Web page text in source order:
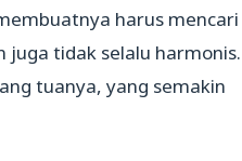
harus mencari
juga tidak selalu harmonis.
tuanya, yang semakin